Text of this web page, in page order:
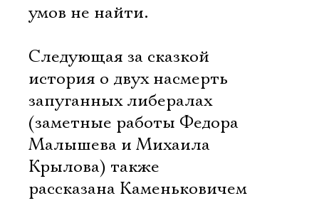
умов не найти.
Следующая за сказкой
история о двух насмерть
запуганных либералах
(заметные работы Федора
Малышева и Михаила
Крылова) также
рассказана Каменьковичем